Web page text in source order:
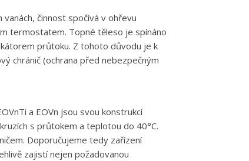
činnost spočívá v ohřevu
termostatem. Topné těleso je spínáno
průtoku. Z tohoto důvodu je k
chránič (ochrana před nebezpečným
a EOVn jsou svou konstrukcí
s průtokem a teplotou do 40°C.
Doporučujeme tedy zařízení
zajistí nejen požadovanou